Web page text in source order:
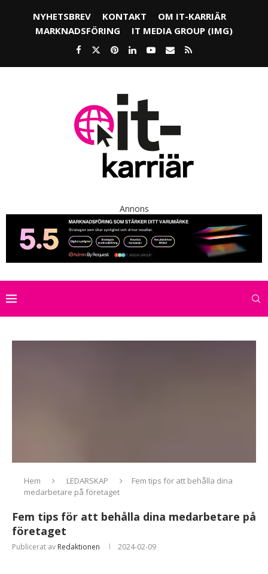
NYHETSBREV KONTAKT
OM IT-KARRIÄR
MARKNADSFÖRING
IT MEDIA GROUP (IMG)
Annons
Hem LEDARSKAP
Fem tips för att behålla dina
medarbetare på företaget
Fem tips för att behålla dina medarbetare på
företaget
Publicerat av Redaktionen 2024-02-09